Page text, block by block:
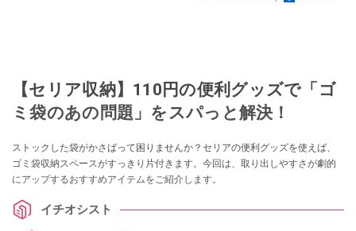
【セリア収納】110円の便利グッズで「ゴ
ミ袋のあの問題」をスパっと解決！
ストックした袋がかさばって困りませんか？セリアの便利グッズを使えば、
ゴミ袋収納スペースがすっきり片付きます。今回は、取り出しやすさが劇的
にアップするおすすめアイテムをご紹介します。
イチオシスト